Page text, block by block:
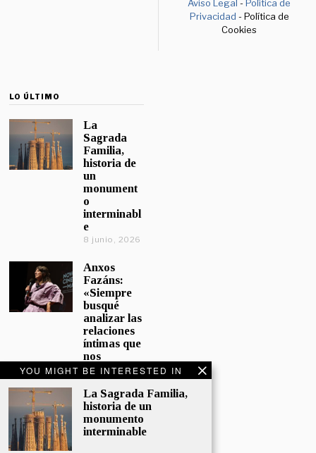
YOU MIGHT BE INTERESTED IN
La Sagrada Familia,
historia de un
monumento
interminable
Aviso Legal -Política de
Privacidad - Política de
Cookies
LO ÚLTIMO
La
Sagrada
Familia,
historia de
un
monument
o
interminabl
e
8 junio, 2026
Anxos
Fazáns:
«Siempre
busqué
analizar las
relaciones
íntimas que
nos
afectan»
5 junio, 2026
El hijo de la
cómica, el
homenaje